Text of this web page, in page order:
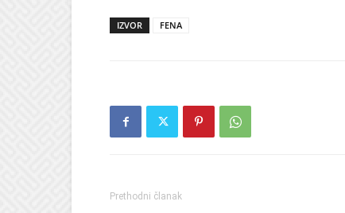
IZVOR FENA
Prethodni članak